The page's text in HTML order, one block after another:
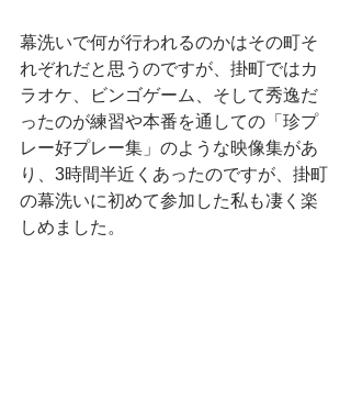
幕洗いで何が行われるのかはその町そ
れぞれだと思うのですが、掛町ではカ
ラオケ、ビンゴゲーム、そして秀逸だ
ったのが練習や本番を通しての「珍プ
レー好プレー集」のような映像集があ
り、3時間半近くあったのですが、掛町
の幕洗いに初めて参加した私も凄く楽
しめました。